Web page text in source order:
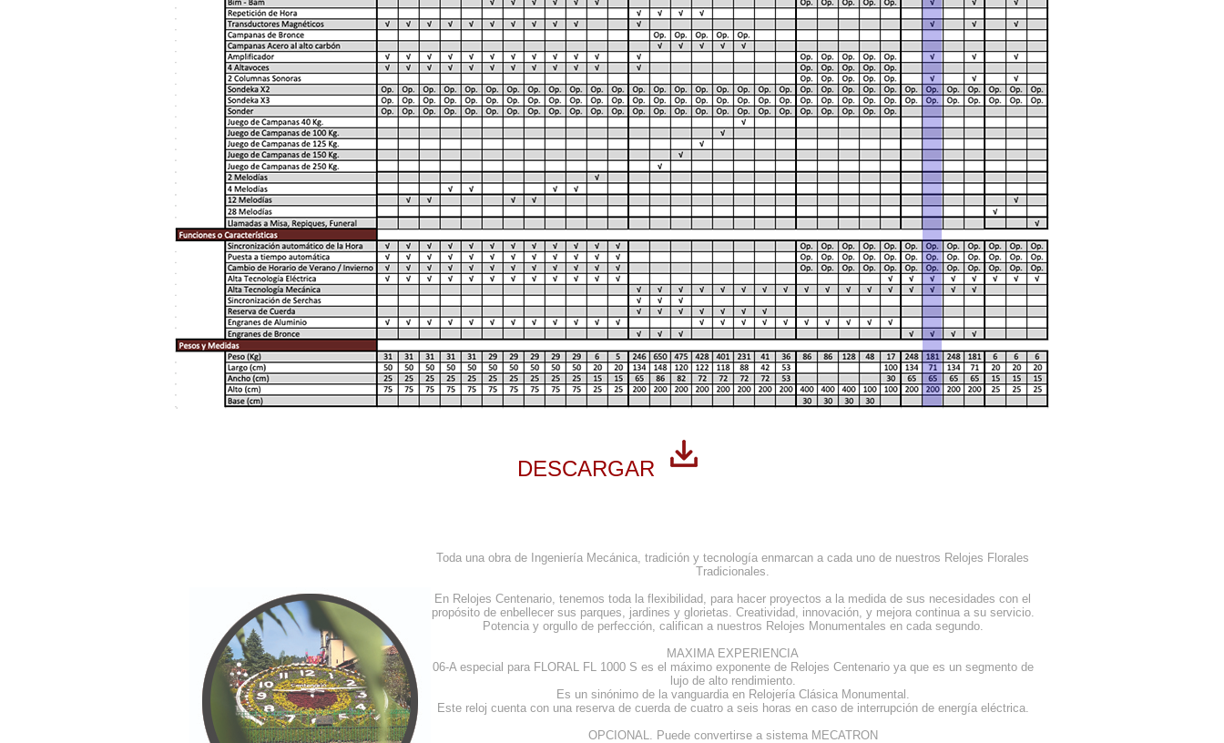
DESCARGAR
Toda una obra de Ingeniería Mecánica, tradición y tecnología enmarcan a cada uno de nuestros Relojes Florales
Tradicionales.
En Relojes Centenario, tenemos toda la flexibilidad, para hacer proyectos a la medida de sus necesidades con el
propósito de enbellecer sus parques, jardines y glorietas. Creatividad, innovación, y mejora continua a su servicio.
Potencia y orgullo de perfección, califican a nuestros Relojes Monumentales en cada segundo.
MAXIMA EXPERIENCIA
06-A especial para FLORAL FL 1000 S es el máximo exponente de Relojes Centenario ya que es un segmento de
lujo de alto rendimiento.
Es un sinónimo de la vanguardia en Relojería Clásica Monumental.
Este reloj cuenta con una reserva de cuerda de cuatro a seis horas en caso de interrupción de energía eléctrica.
OPCIONAL. Puede convertirse a sistema MECATRON